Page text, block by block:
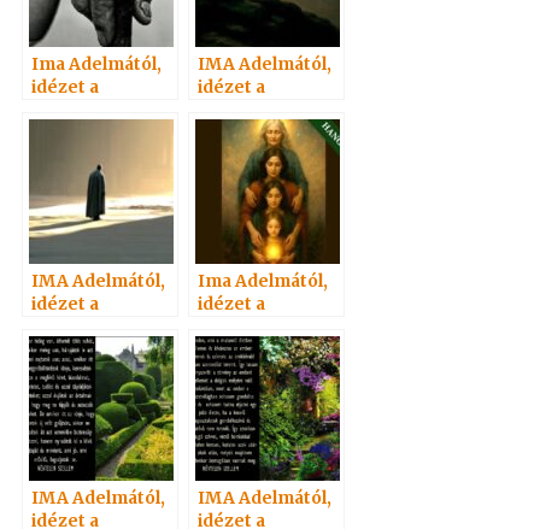
Ima Adelmától,
idézet a
IMA Adelmától,
idézet a
Szellemtől 73.
IMA Adelmától,
idézet a
Szellemtől 72.
Ima Adelmától,
idézet a
Szellemtől 88.
IMA Adelmától,
idézet a
IMA Adelmától,
idézet a